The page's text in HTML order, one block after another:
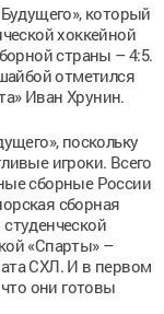
который
хоккейной
страны – 4:5.
отметился
Иван Хрунин.
поскольку
игроки. Всего
сборные России
сборная
«Спарты» –
СХЛ. И в первом
они готовы